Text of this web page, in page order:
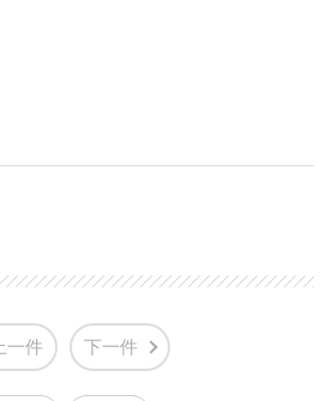
上一件 下一件